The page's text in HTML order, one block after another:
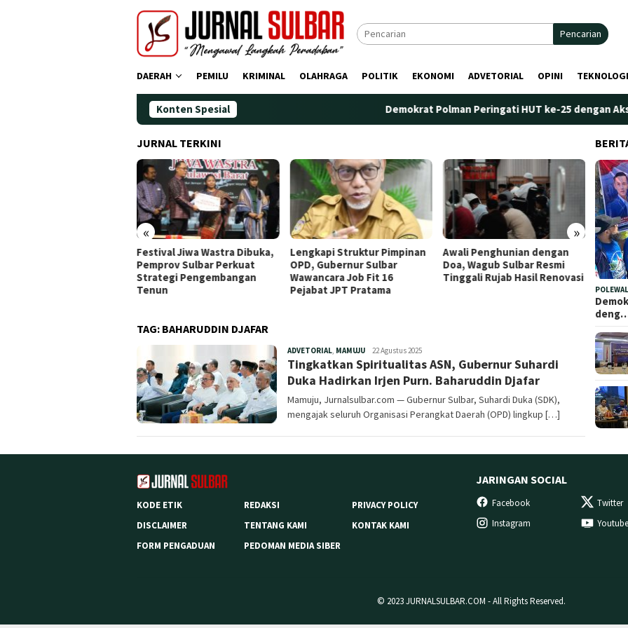
Pencarian
DAERAH PEMILU KRIMINAL OLAHRAGA POLITIK EKONOMI ADVETORIAL OPINI TEKNOLOGI
Konten Spesial Demokrat Polman Peringati HUT ke-25 dengan Aksi
JURNAL TERKINI
« »
Festival Jiwa Wastra Dibuka,
Pemprov Sulbar Perkuat
Strategi Pengembangan
Tenun
Lengkapi Struktur Pimpinan
OPD, Gubernur Sulbar
Wawancara Job Fit 16
Pejabat JPT Pratama
Awali Penghunian dengan
Doa, Wagub Sulbar Resmi
Tinggali Rujab Hasil Renovasi
Plt.
TAG: BAHARUDDIN DJAFAR
ADVETORIAL, MAMUJURedaksi
22 Agustus 2025
Tingkatkan Spiritualitas ASN, Gubernur Suhardi
Duka Hadirkan Irjen Purn. Baharuddin Djafar
Mamuju, Jurnalsulbar.com — Gubernur Sulbar, Suhardi Duka (SDK),
mengajak seluruh Organisasi Perangkat Daerah (OPD) lingkup […]
KODE ETIK REDAKSI
PRIVACY POLICY
DISCLAIMER
TENTANG KAMI
KONTAK KAMI
FORM PENGADUAN
PEDOMAN MEDIA SIBER
JARINGAN SOCIAL
Facebook Twitter
Instagram
Youtube
© 2023 JURNALSULBAR.COM - All Rights Reserved.